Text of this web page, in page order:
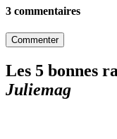
3 commentaires
Commenter
Les 5 bonnes
Juliemag